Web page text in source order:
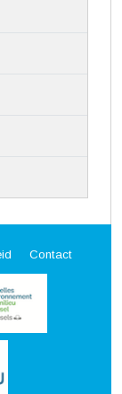
Contact